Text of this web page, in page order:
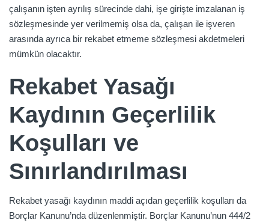
çalışanın işten ayrılış sürecinde dahi, işe girişte imzalanan iş
sözleşmesinde yer verilmemiş olsa da, çalışan ile işveren
arasında ayrıca bir rekabet etmeme sözleşmesi akdetmeleri
mümkün olacaktır.
Rekabet Yasağı
Kaydının Geçerlilik
Koşulları ve
Sınırlandırılması
Rekabet yasağı kaydının maddi açıdan geçerlilik koşulları da
Borçlar Kanunu’nda düzenlenmiştir. Borçlar Kanunu’nun 444/2